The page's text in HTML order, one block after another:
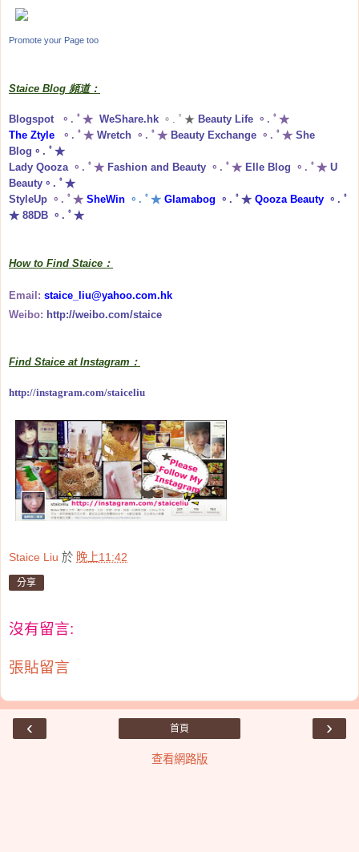
Promote your Page too
Staice Blog 頻道：
Blogspot 。. ﾟ★ WeShare.hk 。. ﾟ★ Beauty Life 。. ﾟ★
The Ztyle
。. ﾟ★ Wretch 。. ﾟ★ Beauty Exchange 。. ﾟ★ She
Blog 。. ﾟ★
Lady Qooza 。. ﾟ★ Fashion and Beauty 。. ﾟ★ Elle Blog 。. ﾟ★ U
Beauty 。. ﾟ★
StyleUp 。. ﾟ★ SheWin 。. ﾟ★ Glamabog 。. ﾟ★ Qooza Beauty 。. ﾟ
★ 88DB 。. ﾟ★
How to Find Staice：
Email: staice_liu@yahoo.com.hk
Weibo: http://weibo.com/staice
Find Staice at Instagram：
http://instagram.com/staiceliu
Staice Liu 於 晚上11:42
分享
沒有留言:
張貼留言
‹ ›
首頁
查看網路版